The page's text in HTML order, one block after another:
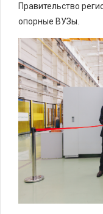
Правительство
опорные ВУЗы.